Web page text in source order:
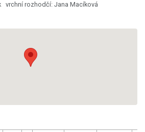
vrchní rozhodčí: Jana Macíková